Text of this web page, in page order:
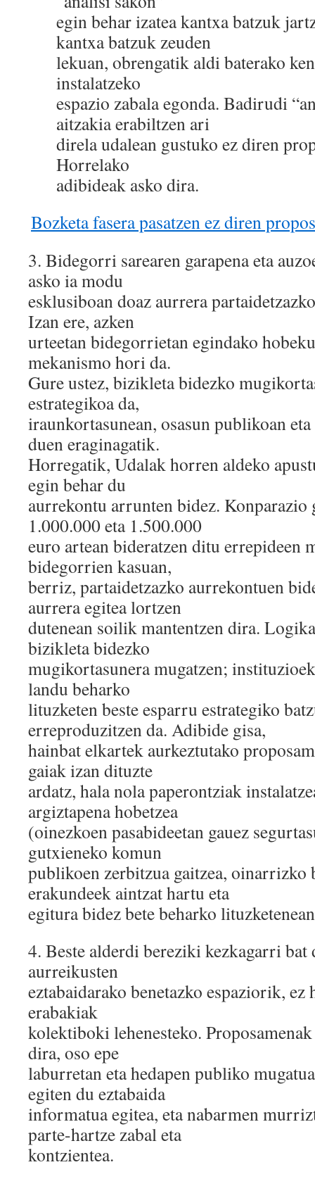
egin behar izatea kantxa batzuk
kantxa batzuk zeuden
lekuan, obrengatik aldi baterako
instalatzeko
espazio zabala egonda. Badirudi
aitzakia erabiltzen ari
direla udalean gustuko ez diren
Horrelako
adibideak asko dira.
Bozketa fasera pasatzen ez diren
3.​ Bidegorri sarearen garapena eta
asko ia modu
esklusiboan doaz aurrera
Izan ere, azken
urteetan bidegorrietan egindako
mekanismo hori da.
Gure ustez, bizikleta bidezko
estrategikoa da,
iraunkortasunean, osasun publikoan
duen eraginagatik.
Horregatik, Udalak horren aldeko
egin behar du
aurrekontu arrunten bidez. Konparazio
1.000.000 eta 1.500.000
euro artean bideratzen ditu errepideen
bidegorrien kasuan,
berriz, partaidetzazko aurrekontuen
aurrera egitea lortzen
dutenean soilik mantentzen dira.
bizikleta bidezko
mugikortasunera mugatzen;
landu beharko
lituzketen beste esparru estrategiko
erreproduzitzen da. Adibide gisa,
hainbat elkartek aurkeztutako
gaiak izan dituzte
ardatz, hala nola paperontziak
argiztapena hobetzea
(oinezkoen pasabideetan gauez
gutxieneko komun
publikoen zerbitzua gaitzea, oinarrizko
erakundeek aintzat hartu eta
egitura bidez bete beharko
4.​ Beste alderdi bereziki kezkagarri bat
aurreikusten
eztabaidarako benetazko espaziorik, ez
erabakiak
kolektiboki lehenesteko.
dira, oso epe
laburretan eta hedapen publiko
egiten du eztabaida
informatua egitea, eta nabarmen
parte-hartze zabal eta
kontzientea.